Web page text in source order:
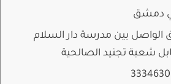
دمشق
الواصل بين مدرسة دار السلام
شعبة تجنيد الصالحية